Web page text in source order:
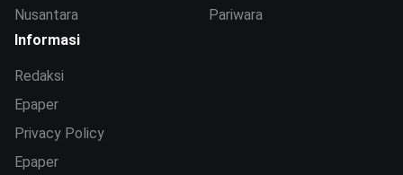
Nusantara
Pariwara
Informasi
Redaksi
Epaper
Privacy Policy
Epaper